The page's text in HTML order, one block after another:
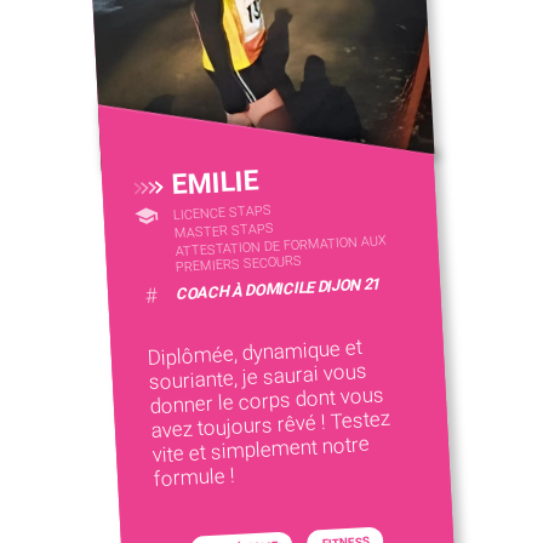
EMILIE
LICENCE STAPS
MASTER STAPS
ATTESTATION DE FORMATION AUX
PREMIERS SECOURS
# COACH À DOMICILE DIJON 21
Diplômée, dynamique et
souriante, je saurai vous
donner le corps dont vous
avez toujours rêvé ! Testez
vite et simplement notre
formule !